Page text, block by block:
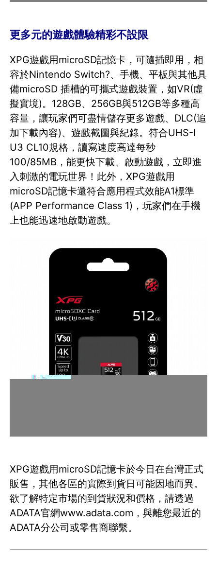
更多元的遊戲體驗精彩不設限
XPG遊戲用microSD記憶卡，可隨插即用，相
容於Nintendo Switch?、手機、平板與其他具
備microSD 插槽的可攜式遊戲裝置，如VR(虛
擬實境)。128GB、256GB與512GB等多種高
容量，讓玩家們可盡情儲存更多遊戲、DLC(追
加下載內容)、遊戲截圖與紀錄。符合UHS-I
U3 CL10規格，讀寫速度高達每秒
100/85MB，能更快下載、啟動遊戲，立即進
入刺激的電玩世界！此外，XPG遊戲用
microSD記憶卡還符合應用程式效能A1標準
(APP Performance Class 1)，玩家們在手機
上也能迅速地啟動遊戲。
XPG遊戲用microSD記憶卡於今日在台灣正式
販售，其他各區的實際到貨日可能因地而異。
欲了解特定市場的到貨狀況和價格，請透過
ADATA官網www.adata.com，與離您最近的
ADATA分公司或零售商聯繫。